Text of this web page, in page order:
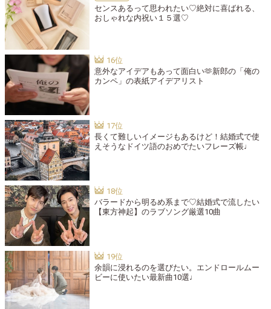
センスあるって思われたい♡絶対に喜ばれる、
おしゃれな内祝い１５選♡
意外なアイデアもあって面白い🫶新郎の「俺の
カンペ」の表紙アイデアリスト
長くて難しいイメージもあるけど！結婚式で使
えそうなドイツ語のおめでたいフレーズ帳♩
バラードから明るめ系まで♡結婚式で流したい
【東方神起】のラブソング厳選10曲
余韻に浸れるのを選びたい。エンドロールムー
ビーに使いたい最新曲10選♩